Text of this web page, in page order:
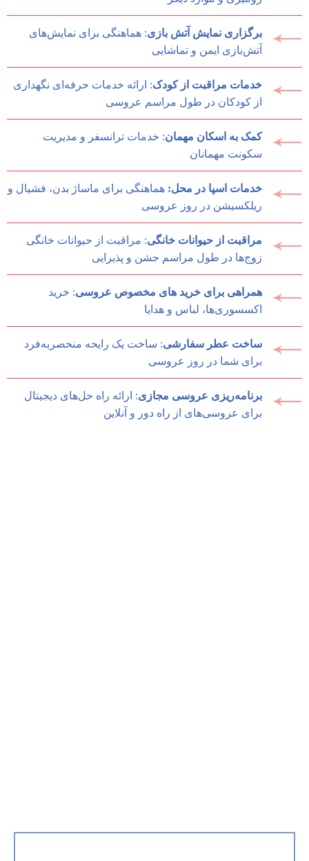
برگزاری نمایش آتش بازی: هماهنگی برای نمایش‌های
آتش‌بازی ایمن و تماشایی
خدمات مراقبت از کودک: ارائه خدمات حرفه‌ای نگهداری
از کودکان در طول مراسم عروسی
کمک به اسکان مهمان: خدمات ترانسفر و مدیریت
سکونت مهمانان
خدمات اسپا در محل: هماهنگی برای ماساژ بدن، فشیال و
ریلکسیشن در روز عروسی
مراقبت از حیوانات خانگی: مراقبت از حیوانات خانگی
زوج‌ها در طول مراسم جشن و پذیرایی
همراهی برای خرید های مخصوص عروسی: خرید
اکسسوری‌ها، لباس و هدایا
ساخت عطر سفارشی: ساخت یک رایحه منحصربه‌فرد
برای شما در روز عروسی
برنامه‌ریزی عروسی مجازی: ارائه راه حل‌های دیجیتال
برای عروسی‌های از راه دور و آنلاین